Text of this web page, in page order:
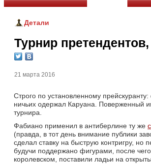
Детали
Турнир
21 марта 2016
Строго по установленному
ничьих одержал Каруана. Поверженный
турнира.
Фабиано применил в антиберлине ту же
(правда, в тот день внимание публики
сделал ставку на быструю контригру,
будучи поддержано фигурами, после
королевском, поставили ладьи на